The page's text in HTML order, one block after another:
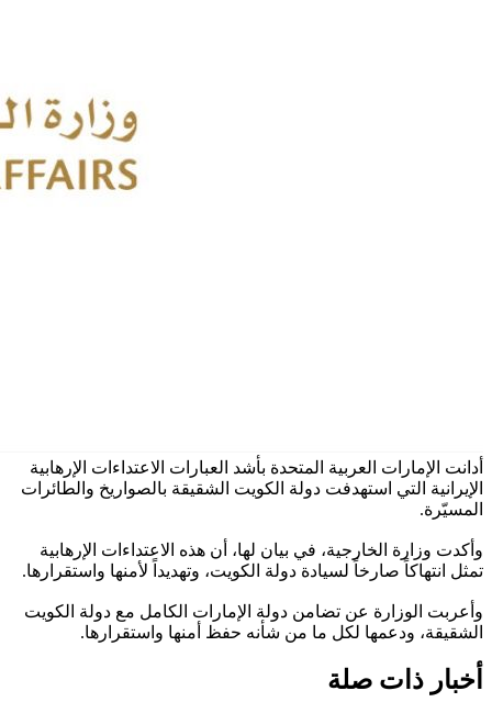
أدانت الإمارات العربية المتحدة بأشد العبارات الاعتداءات الإرهابية
الإيرانية التي استهدفت دولة الكويت الشقيقة بالصواريخ والطائرات
المسيّرة.
وأكدت وزارة الخارجية، في بيان لها، أن هذه الاعتداءات الإرهابية
تمثل انتهاكاً صارخاً لسيادة دولة الكويت، وتهديداً لأمنها واستقرارها.
وأعربت الوزارة عن تضامن دولة الإمارات الكامل مع دولة الكويت
الشقيقة، ودعمها لكل ما من شأنه حفظ أمنها واستقرارها.
أخبار ذات صلة